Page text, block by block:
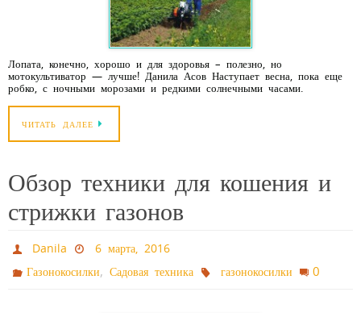
Лопата, конечно, хорошо и для здоровья – полезно, но
мотокультиватор — лучше! Данила Асов Наступает весна, пока еще
робко, с ночными морозами и редкими солнечными часами.
ЧИТАТЬ ДАЛЕЕ
Обзор техники для кошения и
стрижки газонов
Danila
6 марта, 2016
Газонокосилки,Садовая техника газонокосилки 0